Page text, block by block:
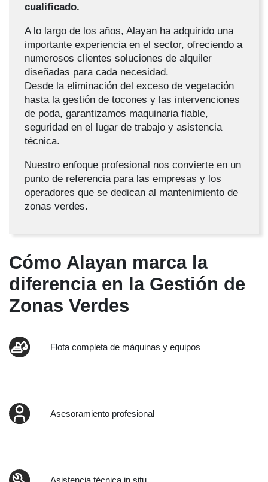
cualificado.
A lo largo de los años, Alayan ha adquirido una
importante experiencia en el sector, ofreciendo a
numerosos clientes soluciones de alquiler
diseñadas para cada necesidad.
Desde la eliminación del exceso de vegetación
hasta la gestión de tocones y las intervenciones
de poda, garantizamos maquinaria fiable,
seguridad en el lugar de trabajo y asistencia
técnica.
Nuestro enfoque profesional nos convierte en un
punto de referencia para las empresas y los
operadores que se dedican al mantenimiento de
zonas verdes.
Cómo Alayan marca la
diferencia en la Gestión de
Zonas Verdes
Flota completa de máquinas y equipos
Asesoramiento profesional